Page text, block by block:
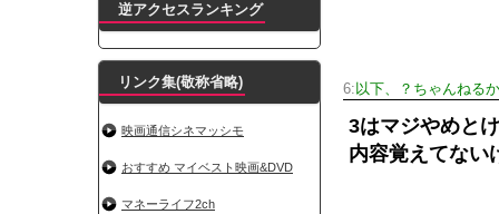
6: 以下、？ちゃんねる
3はマジやめとけ
内容覚えてない
逆アクセスランキング
リンク集(敬称省略)
映画通信シネマッシモ
おすすめ マイベスト映画&DVD
マネーライフ2ch